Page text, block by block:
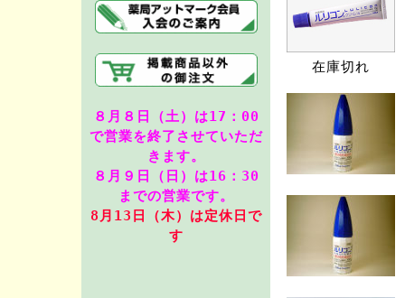
８月８日（土）は17：00
で営業を終了させていただ
きます。
８月９日（日）は16：30
までの営業です。
8月13 日（木）は定休日で
す
在庫切れ